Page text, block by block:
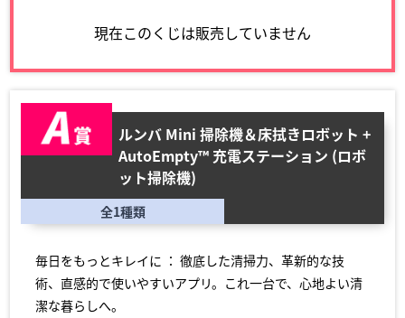
現在このくじは販売していません
ルンバ Mini 掃除機＆床拭きロボット +
AutoEmpty™ 充電ステーション (ロボ
ット掃除機)
全1種類
毎日をもっとキレイに ： 徹底した清掃力、革新的な技
術、直感的で使いやすいアプリ。これ一台で、心地よい清
潔な暮らしへ。